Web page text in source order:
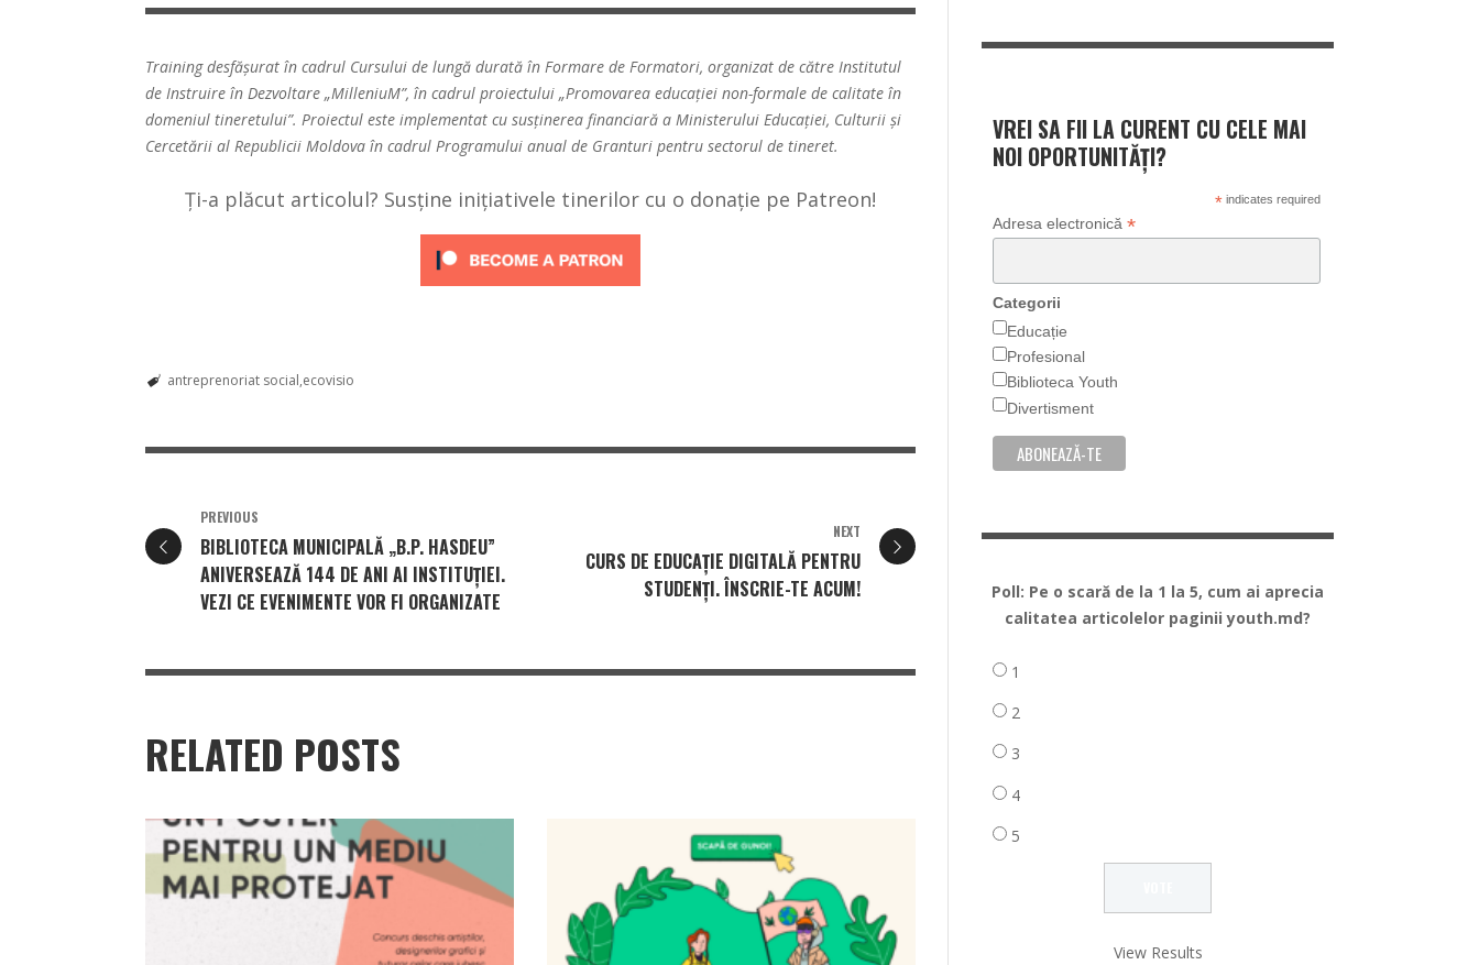
Training desfășurat în cadrul Cursului de lungă durată în Formare de Formatori, organizat de către Institutul
de Instruire în Dezvoltare „MilleniuM”, în cadrul proiectului „Promovarea educaţiei non-formale de calitate în
domeniul tineretului”. Proiectul este implementat cu susţinerea financiară a Ministerului Educaţiei, Culturii şi
Cercetării al Republicii Moldova în cadrul Programului anual de Granturi pentru sectorul de tineret.
Ți-a plăcut articolul? Susține inițiativele tinerilor cu o donație pe Patreon!
antreprenoriat social ecovisio
PREVIOUS
BIBLIOTECA MUNICIPALĂ „B.P. HASDEU”
ANIVERSEAZĂ 144 DE ANI AI INSTITUȚIEI.
VEZI CE EVENIMENTE VOR FI ORGANIZATE
NEXT
CURS DE EDUCAȚIE DIGITALĂ PENTRU
STUDENȚI. ÎNSCRIE-TE ACUM!
RELATED POSTS
VREI SA FII LA CURENT CU CELE MAI
NOI OPORTUNITĂȚI?
*indicates required
Adresa electronică *
Categorii
Educație
Profesional
Biblioteca Youth
Divertisment
Poll: Pe o scară de la 1 la 5, cum ai aprecia
calitatea articolelor paginii youth.md?
1
2
3
4
5
View Results